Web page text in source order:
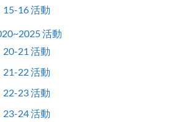
15-16 活動
活動
20-21 活動
21-22 活動
22-23 活動
23-24 活動